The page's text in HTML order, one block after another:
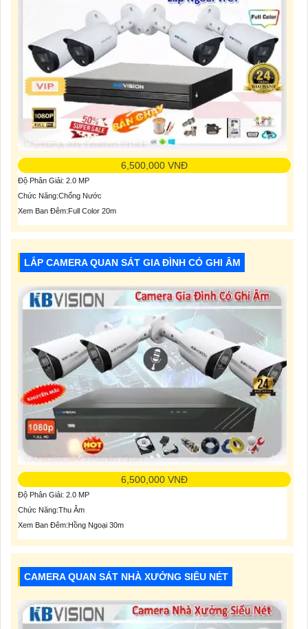
6,500,000 VNĐ
Độ Phân Giải: 2.0 MP
Chức Năng:Chống Nước
Xem Ban Đêm:Full Color 20m
LẮP CAMERA QUAN SÁT GIA ĐÌNH CÓ GHI ÂM
6,500,000 VNĐ
Độ Phân Giải: 2.0 MP
Chức Năng:Thu Âm
Xem Ban Đêm:Hồng Ngoại 30m
CAMERA QUAN SÁT NHÀ XƯỞNG SIÊU NÉT